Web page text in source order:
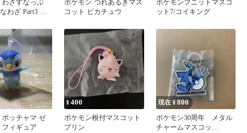
わざすなっぷ
わざ Part3 カ
ポケモン つれあるきマス
コット ピカチュウ
ポケモンフニットマスコ
ット7/コイキング
ポッチャマ ゼ
フィギュア
¥400
ポケモン根付マスコット
プリン
現在 ¥800
ポケモン30周年 メタル
チャームマスコッ